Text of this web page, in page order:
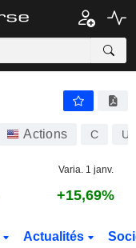
Actions C
Varia. 1 janv.
+15,69%
Actualités